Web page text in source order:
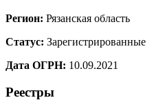
Регион: Рязанская область
Статус: Зарегистрированные
Дата ОГРН: 10.09.2021
Реестры